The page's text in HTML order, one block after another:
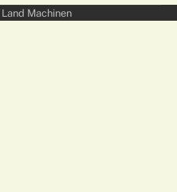
Land Machinen